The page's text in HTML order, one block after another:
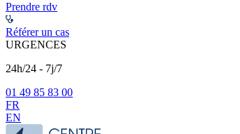
Prendre rdv
Référer un cas
URGENCES
24h/24 - 7j/7
01 49 85 83 00
FR
EN